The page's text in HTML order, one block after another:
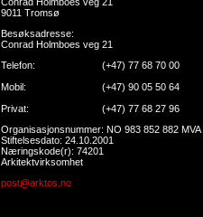
9011 Tromsø
Besøksadresse:
Conrad Holmboes veg 21
Telefon:
(+47) 77 68 70 00
Mobil:
(+47) 90 05 50 64
Privat:
(+47) 77 68 27 96
Organisasjonsnummer: NO 983 852 882 MVA
Stiftelsesdato: 24.10.2001
Næringskode(r): 74201
Arkitektvirksomhet
post@arktos.no